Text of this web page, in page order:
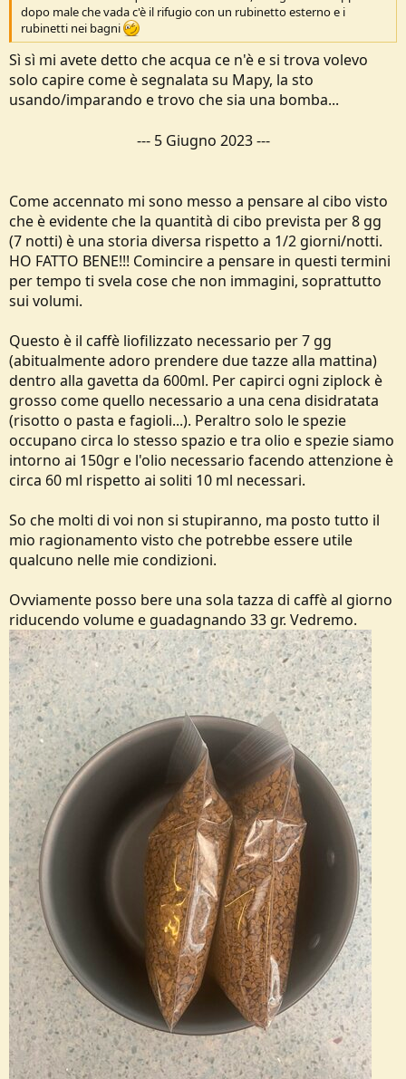
dopo male che vada c'è il rifugio con un rubinetto esterno e i
rubinetti nei bagni
Sì sì mi avete detto che acqua ce n'è e si trova volevo
solo capire come è segnalata su Mapy, la sto
usando/imparando e trovo che sia una bomba...
--- 5 Giugno 2023---
Come accennato mi sono messo a pensare al cibo visto
che è evidente che la quantità di cibo prevista per 8 gg
(7 notti) è una storia diversa rispetto a 1/2 giorni/notti.
HO FATTO BENE!!! Comincire a pensare in questi termini
per tempo ti svela cose che non immagini, soprattutto
sui volumi.
Questo è il caffè liofilizzato necessario per 7 gg
(abitualmente adoro prendere due tazze alla mattina)
dentro alla gavetta da 600ml. Per capirci ogni ziplock è
grosso come quello necessario a una cena disidratata
(risotto o pasta e fagioli...). Peraltro solo le spezie
occupano circa lo stesso spazio e tra olio e spezie siamo
intorno ai 150gr e l'olio necessario facendo attenzione è
circa 60 ml rispetto ai soliti 10 ml necessari.
So che molti di voi non si stupiranno, ma posto tutto il
mio ragionamento visto che potrebbe essere utile
qualcuno nelle mie condizioni.
Ovviamente posso bere una sola tazza di caffè al giorno
riducendo volume e guadagnando 33 gr. Vedremo.